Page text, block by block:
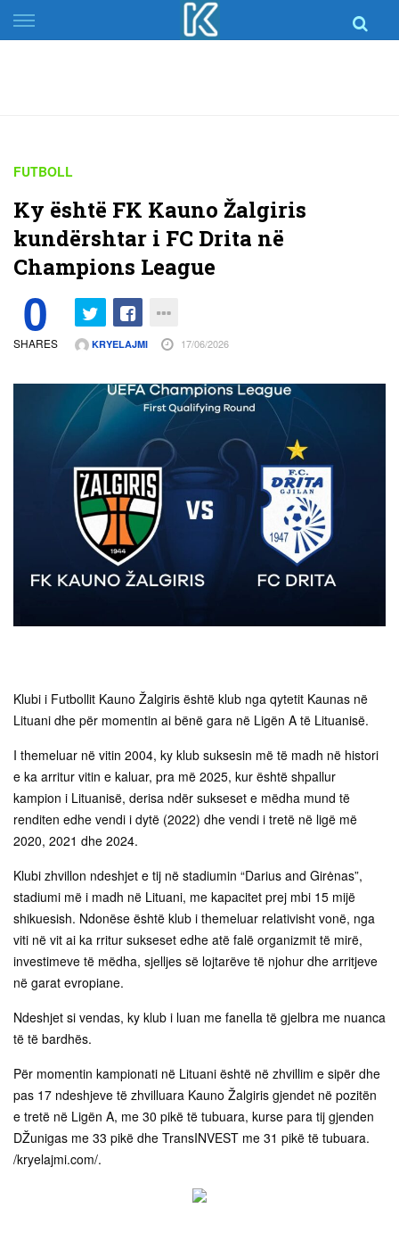
Skip
to
FUTBOLL
Ky është FK Kauno Žalgiris
kundërshtar i FC Drita në
Champions League
0
SHARES KRYELAJMI 17/06/2026
Klubi i Futbollit Kauno Žalgiris është klub nga qytetit Kaunas në
Lituani dhe për momentin ai bënë gara në Ligën A të Lituanisë.
I themeluar në vitin 2004, ky klub suksesin më të madh në histori
e ka arritur vitin e kaluar, pra më 2025, kur është shpallur
kampion i Lituanisë, derisa ndër sukseset e mëdha mund të
renditen edhe vendi i dytë (2022) dhe vendi i tretë në ligë më
2020, 2021 dhe 2024.
Klubi zhvillon ndeshjet e tij në stadiumin “Darius and Girėnas”,
stadiumi më i madh në Lituani, me kapacitet prej mbi 15 mijë
shikuesish. Ndonëse është klub i themeluar relativisht vonë, nga
viti në vit ai ka rritur sukseset edhe atë falë organizmit të mirë,
investimeve të mëdha, sjelljes së lojtarëve të njohur dhe arritjeve
në garat evropiane.
Ndeshjet si vendas, ky klub i luan me fanella të gjelbra me nuanca
të të bardhës.
Për momentin kampionati në Lituani është në zhvillim e sipër dhe
pas 17 ndeshjeve të zhvilluara Kauno Žalgiris gjendet në pozitën
e tretë në Ligën A, me 30 pikë të tubuara, kurse para tij gjenden
DŽunigas me 33 pikë dhe TransINVEST me 31 pikë të tubuara.
/kryelajmi.com/.